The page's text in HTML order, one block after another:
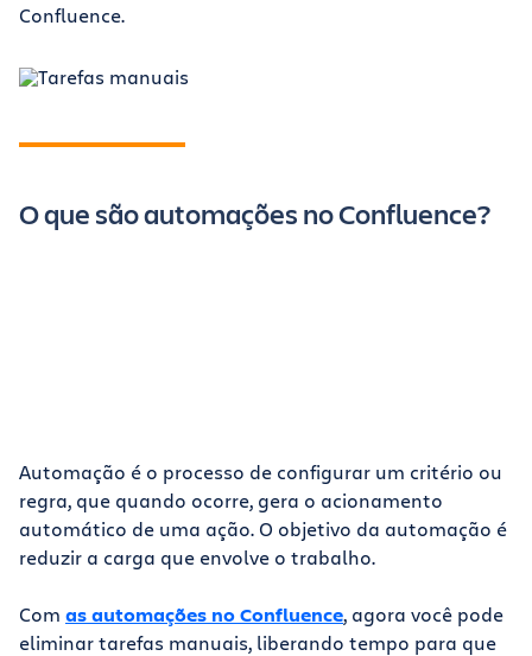
Confluence.
O que são automações no Confluence?
Automação é o processo de configurar um critério ou
regra, que quando ocorre, gera o acionamento
automático de uma ação. O objetivo da automação é
reduzir a carga que envolve o trabalho.
Com as automações no Confluence, agora você pode
eliminar tarefas manuais, liberando tempo para que